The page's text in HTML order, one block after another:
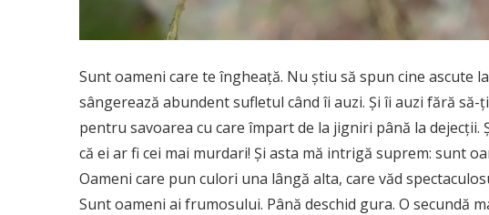
Sunt oameni care te îngheață. Nu știu să spun cine ascute
sângerează abundent sufletul când îi auzi. Și îi auzi fără
pentru savoarea cu care împart de la jigniri până la dejecții.
că ei ar fi cei mai murdari! Și asta mă intrigă suprem: sunt
Oameni care pun culori una lângă alta, care văd
Sunt oameni ai frumosului. Până deschid gura. O secundă